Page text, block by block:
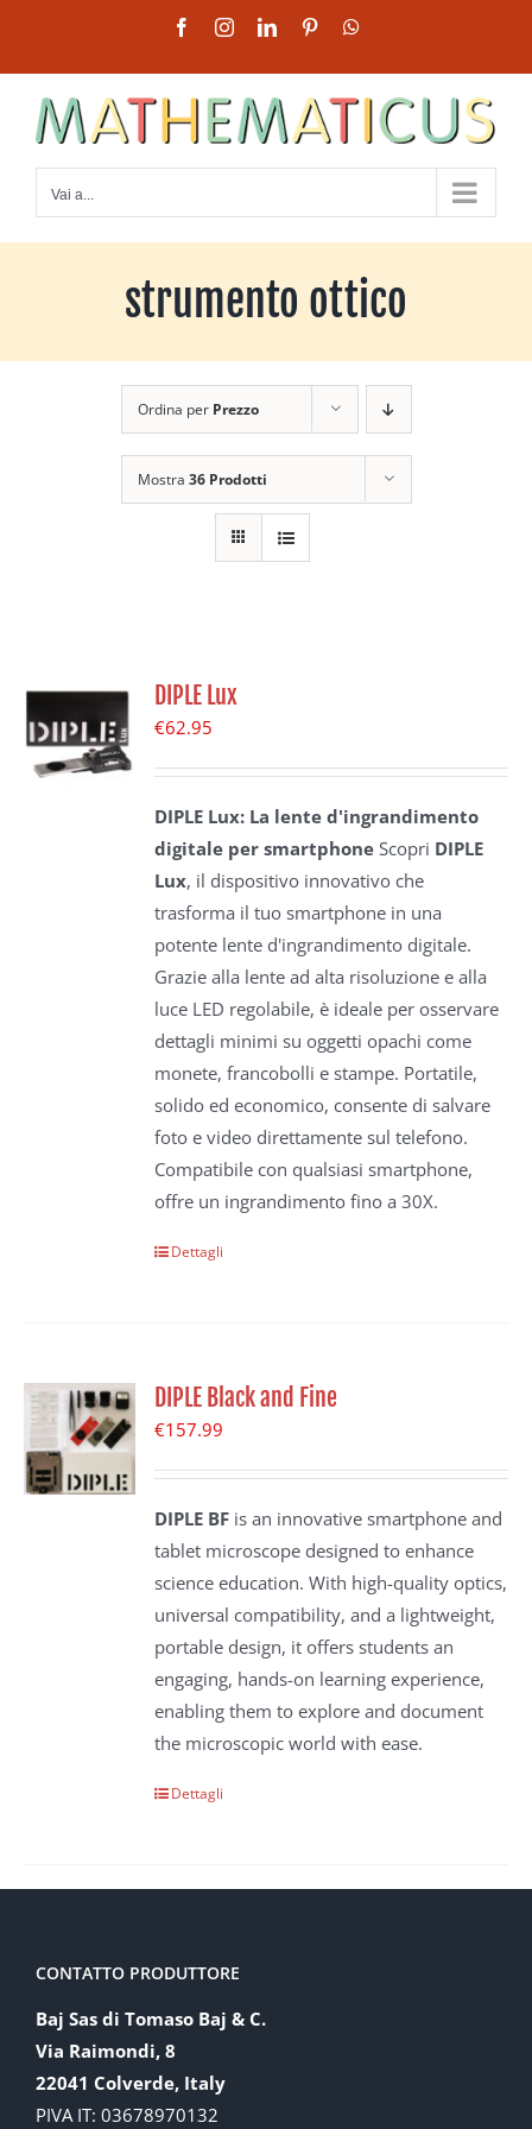
contenuto
FacebookInstagramLinkedInPinterest
Vai a...
strumento ottico
Ordina per Prezzo
Mostra 36 Prodotti
DIPLE Lux
€62.95
DIPLE Lux: La lente d'ingrandimento
digitale per smartphone Scopri DIPLE
Lux, il dispositivo innovativo che
trasforma il tuo smartphone in una
potente lente d'ingrandimento digitale.
Grazie alla lente ad alta risoluzione e alla
luce LED regolabile, è ideale per osservare
dettagli minimi su oggetti opachi come
monete, francobolli e stampe. Portatile,
solido ed economico, consente di salvare
foto e video direttamente sul telefono.
Compatibile con qualsiasi smartphone,
offre un ingrandimento fino a 30X.
Dettagli
DIPLE Black and Fine
€157.99
DIPLE BF is an innovative smartphone and
tablet microscope designed to enhance
science education. With high-quality optics,
universal compatibility, and a lightweight,
portable design, it offers students an
engaging, hands-on learning experience,
enabling them to explore and document
the microscopic world with ease.
Dettagli
CONTATTO PRODUTTORE
Baj Sas di Tomaso Baj & C.
Via Raimondi, 8
22041 Colverde, Italy
PIVA IT: 03678970132